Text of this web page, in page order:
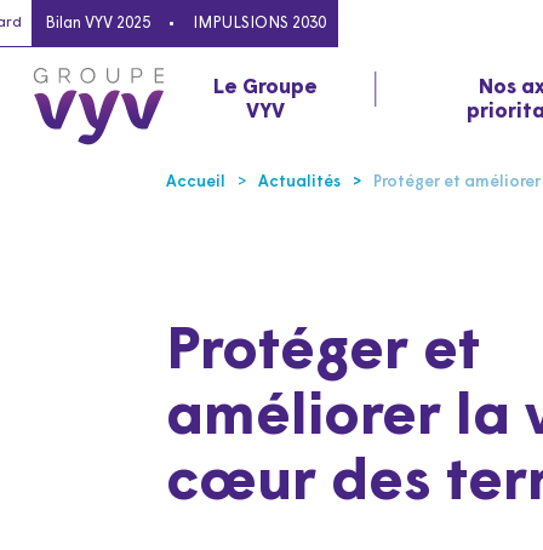
Bilan VYV 2025 IMPULSIONS 2030
Le Groupe
VYV
Nos
Accueil Actualités Protéger et
Protéger et
améliorer la
cœur des